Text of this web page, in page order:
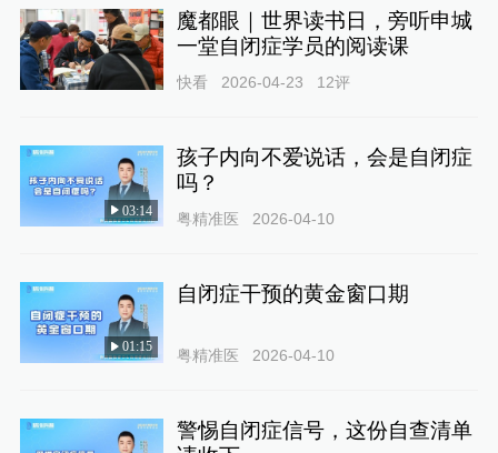
魔都眼｜世界读书日，旁听申城
一堂自闭症学员的阅读课
快看 2026-04-23 12评
03:14
孩子内向不爱说话，会是自闭症
吗？
粤精准医 2026-04-10
01:15
自闭症干预的黄金窗口期
粤精准医 2026-04-10
警惕自闭症信号，这份自查清单